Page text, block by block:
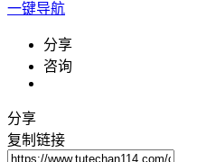
一键导航
分享
咨询
分享
复制链接